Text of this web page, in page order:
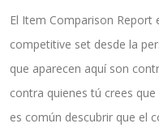
El Item Comparison Report
competitive set desde la
que aparecen aquí son
contra quienes tú crees
es común descubrir que el